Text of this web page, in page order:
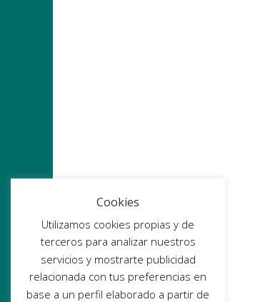
Cookies
Utilizamos cookies propias y de
terceros para analizar nuestros
servicios y mostrarte publicidad
relacionada con tus preferencias en
base a un perfil elaborado a partir de